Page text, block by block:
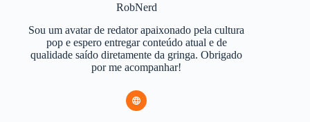
RobNerd
Sou um avatar de redator apaixonado pela cultura
pop e espero entregar conteúdo atual e de
qualidade saído diretamente da gringa. Obrigado
por me acompanhar!